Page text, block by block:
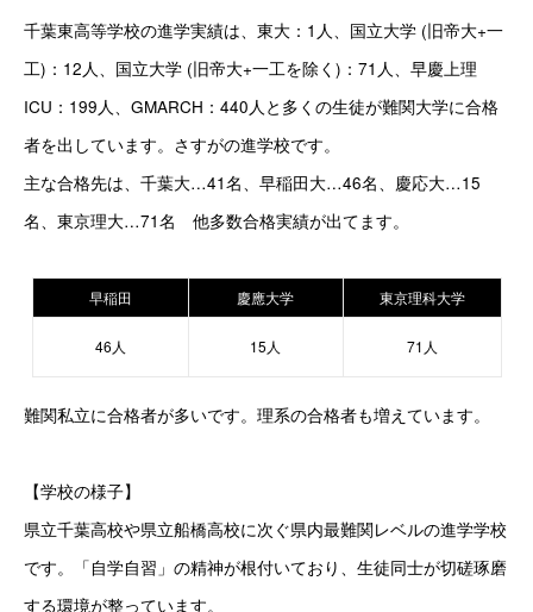
千葉東高等学校の進学実績は、東大：1人、国立大学 (旧帝大+一
工)：12人、国立大学 (旧帝大+一工を除く)：71人、早慶上理
ICU：199人、GMARCH：440人と多くの生徒が難関大学に合格
者を出しています。さすがの進学校です。
主な合格先は、千葉大…41名、早稲田大…46名、慶応大…15
名、東京理大…71名　他多数合格実績が出てます。
早稲田 慶應大学 東京理科大学
46人 15人 71人
難関私立に合格者が多いです。理系の合格者も増えています。
【学校の様子】
県立千葉高校や県立船橋高校に次ぐ県内最難関レベルの進学学校
です。「自学自習」の精神が根付いており、生徒同士が切磋琢磨
する環境が整っています。